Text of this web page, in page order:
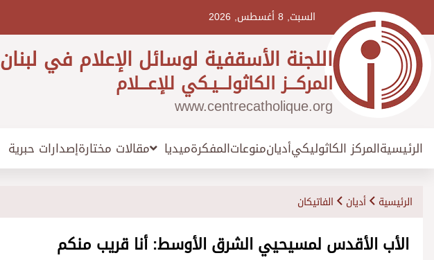
السبت, 8 أغسطس, 2026
اللجنة الأسقفية لوسائل الإعلام في لبنان
المركـــز الكاثولـــيـكي للإعـــلام
www.centrecatholique.org
الرئيسيةالمركز الكاثوليكيأديانمنوعاتالمفكرةميديا مقالات مختارةإصدارات حبرية
الرئيسية أديان الفاتيكان
الأب الأقدس لمسيحيي الشرق الأوسط: أنا قريب منكم